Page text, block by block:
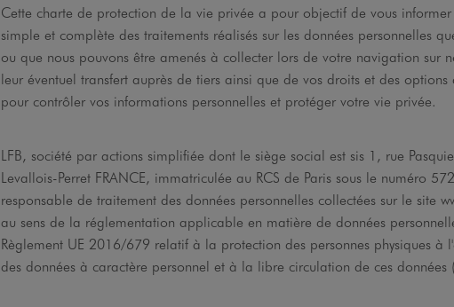
Cette charte de protection de la vie privée a pour objectif de vous
simple et complète des traitements réalisés sur les données personnelles
ou que nous pouvons être amenés à collecter lors de votre navigation sur
leur éventuel transfert auprès de tiers ainsi que de vos droits et des options
pour contrôler vos informations personnelles et protéger votre vie privée.
LFB, société par actions simplifiée dont le siège social est sis 1, rue
Levallois-Perret FRANCE, immatriculée au RCS de Paris sous le numéro
responsable de traitement des données personnelles collectées sur le site
au sens de la réglementation applicable en matière de données
Règlement UE 2016/679 relatif à la protection des personnes physiques à
des données à caractère personnel et à la libre circulation de ces données